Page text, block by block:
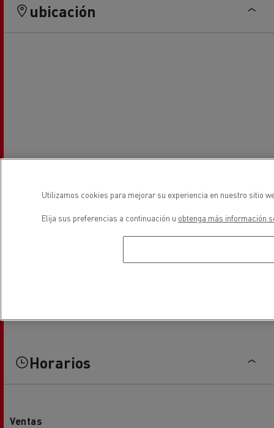
ubicación
Horarios
Ventas
Utilizamos cookies para mejorar su experiencia en nuestro sitio
Elija sus preferencias a continuación u obtenga más información